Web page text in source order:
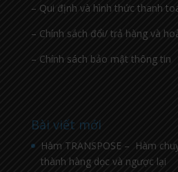
– Qui định và hình thức thanh
– Chính sách đổi/ trả hàng và
– Chính sách bảo mật thông tin
Bài viết mới
Hàm TRANSPOSE – Hàm
thành hàng dọc và ngược lại